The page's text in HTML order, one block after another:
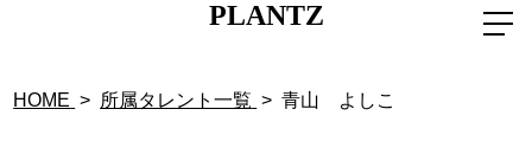
PLANTZ
HOME > 所属タレント一覧 > 青山 よしこ